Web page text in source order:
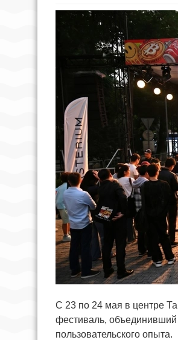
С 23 по 24 мая в центре
фестиваль,
пользовательского опыта.